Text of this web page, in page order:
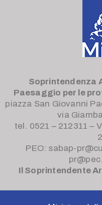
Soprintendenza
Paesaggio per le
piazza San Giovanni
via
tel. 0521 – 212311 –
PEO: sabap-
Il Soprintendente